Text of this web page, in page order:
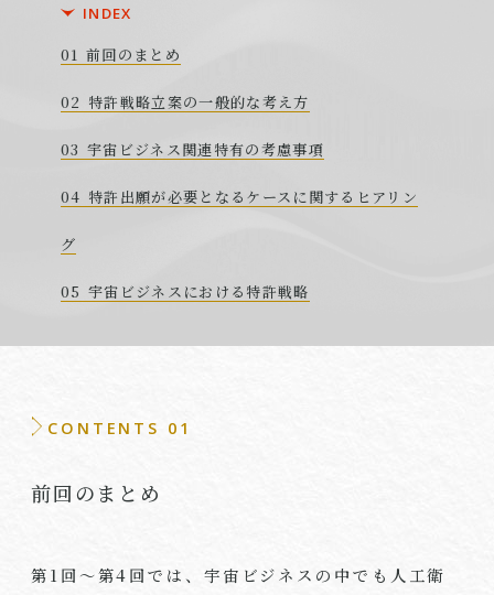
INDEX
前回のまとめ
特許戦略立案の一般的な考え方
宇宙ビジネス関連特有の考慮事項
特許出願が必要となるケースに関するヒアリン
グ
宇宙ビジネスにおける特許戦略
CONTENTS 01
前回のまとめ
第1回～第4回では、宇宙ビジネスの中でも人工衛